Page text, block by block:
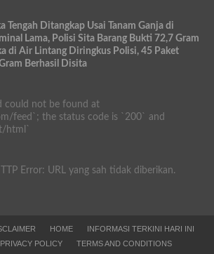
Tengah Ditangkap Usai Tanam Ganja di
Lama, Polisi Sita Barang Bukti 72,7 Gram
di Air Lintang Diringkus Polisi, 45 Paket
Berhasil Disita
could not be found at
feed`; the status code is `200` and
html`
Error: URL yang sah tidak diberikan.
HOME
INFORMASI TERKINI HARI INI
PRIVACY POLICY TERMS AND CONDITIONS